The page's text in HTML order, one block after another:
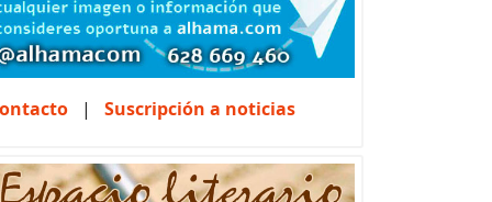
| Suscripción a noticias